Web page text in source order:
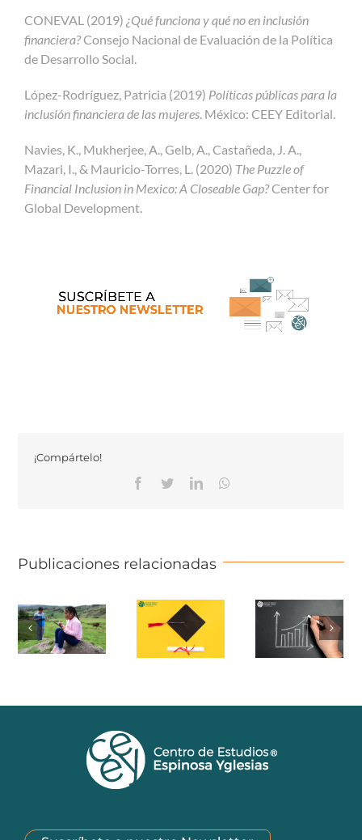
CONEVAL (2019) ¿Qué funciona y qué no en inclusión
financiera?Consejo Nacional de Evaluación de la Política
de Desarrollo Social.
López-Rodríguez, Patricia (2019) Políticas públicas para la
inclusión financiera de las mujeres . México: CEEY Editorial.
Navies, K., Mukherjee, A., Gelb, A., Castañeda, J. A.,
Mazari, I., & Mauricio-Torres, L. (2020) The Puzzle of
Financial Inclusion in Mexico: A Closeable Gap?Center for
Global Development.
¡Compártelo!
Facebook
TwitterLinkedinWhatsapp
Publicaciones relacionadas